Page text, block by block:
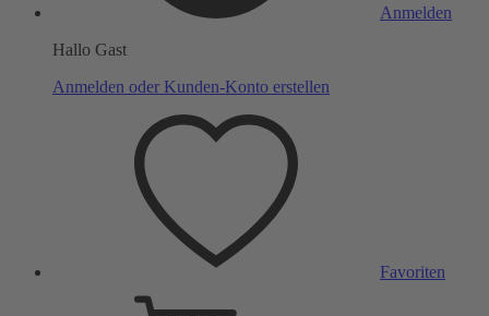
Anmelden
Hallo Gast
Anmelden oder Kunden-Konto erstellen
Favoriten